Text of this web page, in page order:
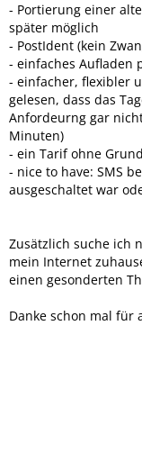
- Portierung einer
später möglich
- PostIdent (kein
- einfaches Aufladen
- einfacher, flexibler
gelesen, dass das
Anfordeurng gar
Minuten)
- ein Tarif ohne
- nice to have: SMS
ausgeschaltet war
Zusätzlich suche ich
mein Internet
einen gesonderten
Danke schon mal für